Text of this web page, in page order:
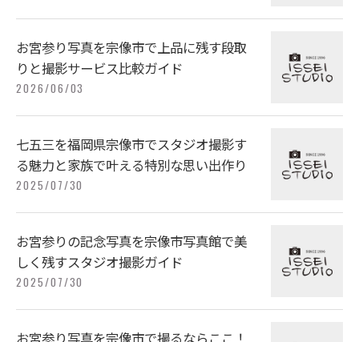
お宮参り写真を宗像市で上品に残す段取
りと撮影サービス比較ガイド
2026/06/03
七五三を福岡県宗像市でスタジオ撮影す
る魅力と家族で叶える特別な思い出作り
2025/07/30
お宮参りの記念写真を宗像市写真館で美
しく残すスタジオ撮影ガイド
2025/07/30
お宮参り写真を宗像市で撮るならここ！